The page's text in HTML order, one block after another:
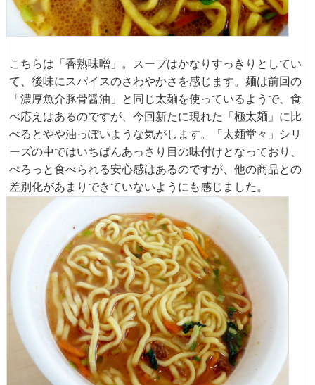
こちらは「香熟味噌」。スープはかなりすっきりとしてい
て、後味にスパイスのさわやかさを感じます。麺は前回の
「濃厚魚介豚骨醤油」と同じ太麺を使っているようで、食
べ応えはあるのですが、今回新たに現れた「極太麺」に比
べるとやや油っぽいような気がします。「太麺堂々」シリ
ーズの中ではいちばんあっさり目の味付けとなっており、
ぺろっと食べられる安心感はあるのですが、他の商品との
差別化があまりできていないようにも感じました。